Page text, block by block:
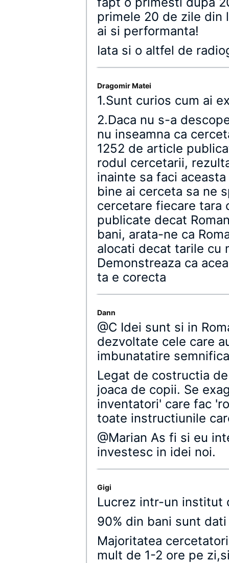
primele 20 de zile din
ai si performanta!
Iata si o altfel de
Dragomir Matei
1.Sunt curios cum ai
2.Daca nu s-a
nu inseamna ca
1252 de article
rodul cercetarii,
inainte sa faci
bine ai cerceta sa ne
cercetare fiecare tara
publicate decat
bani, arata-ne ca
alocati decat tarile cu
Demonstreaza ca
ta e corecta
Dann
@C Idei sunt si in
dezvoltate cele care
imbunatatire
Legat de costructia
joaca de copii. Se
inventatori' care fac
toate instructiunile
@Marian As fi si eu
investesc in idei noi.
Gigi
Lucrez intr-un institut
90% din bani sunt
Majoritatea
mult de 1-2 ore pe